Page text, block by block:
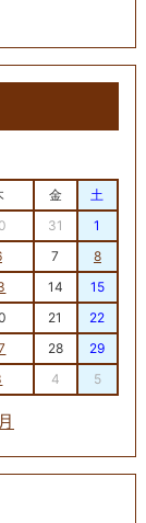
金
土
31
1
7
8
14
15
21
22
28
29
4 5